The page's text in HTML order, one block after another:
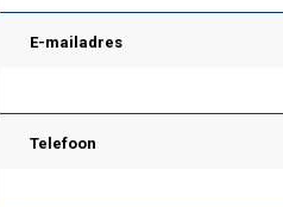
E-mailadres
Telefoon